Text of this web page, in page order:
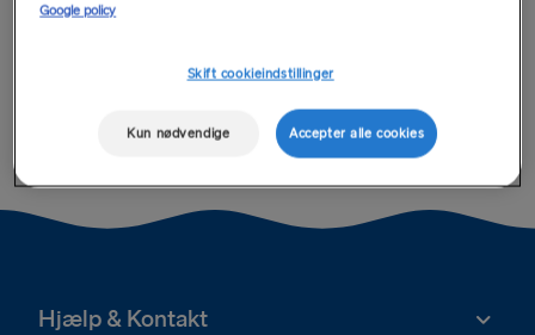
Hjælp & Kontakt
Google policy
Skift cookieindstillinger
Kun nødvendige Accepter alle cookies